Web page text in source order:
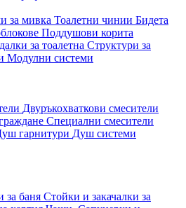
за мивка Тоалетни чинии Бидета
Поддушови корита
за тоалетна Структури за
Модулни системи
Двуръкохваткови смесители
Специални смесители
гарнитури Душ системи
за баня Стойки и закачалки за